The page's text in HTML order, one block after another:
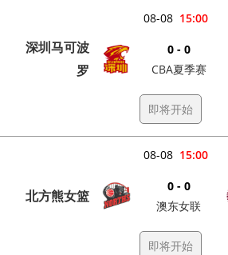
15:00
08-08
深圳马可波
罗
0 - 0
CBA夏季赛
即将开始
15:00
08-08
北方熊女篮
0 - 0
澳东女联
即将开始